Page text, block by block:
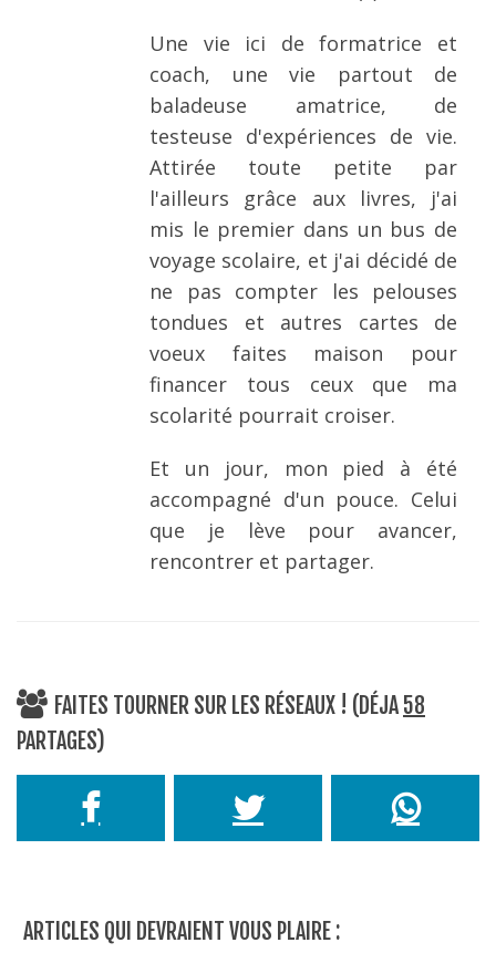
Une vie ici de formatrice et
coach, une vie partout de
baladeuse amatrice, de
testeuse d'expériences de vie.
Attirée toute petite par
l'ailleurs grâce aux livres, j'ai
mis le premier dans un bus de
voyage scolaire, et j'ai décidé de
ne pas compter les pelouses
tondues et autres cartes de
voeux faites maison pour
financer tous ceux que ma
scolarité pourrait croiser.
Et un jour, mon pied à été
accompagné d'un pouce. Celui
que je lève pour avancer,
rencontrer et partager.
FAITES TOURNER SUR LES RÉSEAUX ! (DÉJA 58
PARTAGES)
ARTICLES QUI DEVRAIENT VOUS PLAIRE :